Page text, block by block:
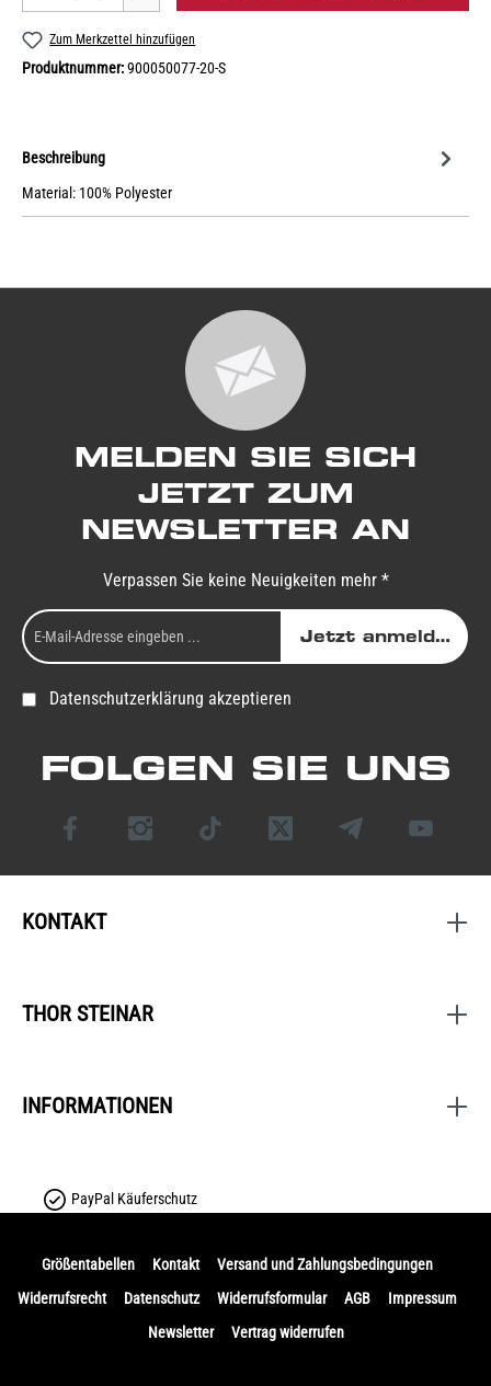
Zum Merkzettel hinzufügen
Produktnummer:900050077-20-S
Beschreibung
Material: 100% Polyester
MELDEN SIE SICH
JETZT ZUM
NEWSLETTER AN
Verpassen Sie keine Neuigkeiten mehr *
Jetzt anmelden
Datenschutzerklärung akzeptieren
FOLGEN SIE UNS
KONTAKT
THOR STEINAR
INFORMATIONEN
PayPal Käuferschutz
Größentabellen Kontakt
Versand und Zahlungsbedingungen
Widerrufsrecht
Datenschutz Widerrufsformular AGB
Impressum
Newsletter
Vertrag widerrufen